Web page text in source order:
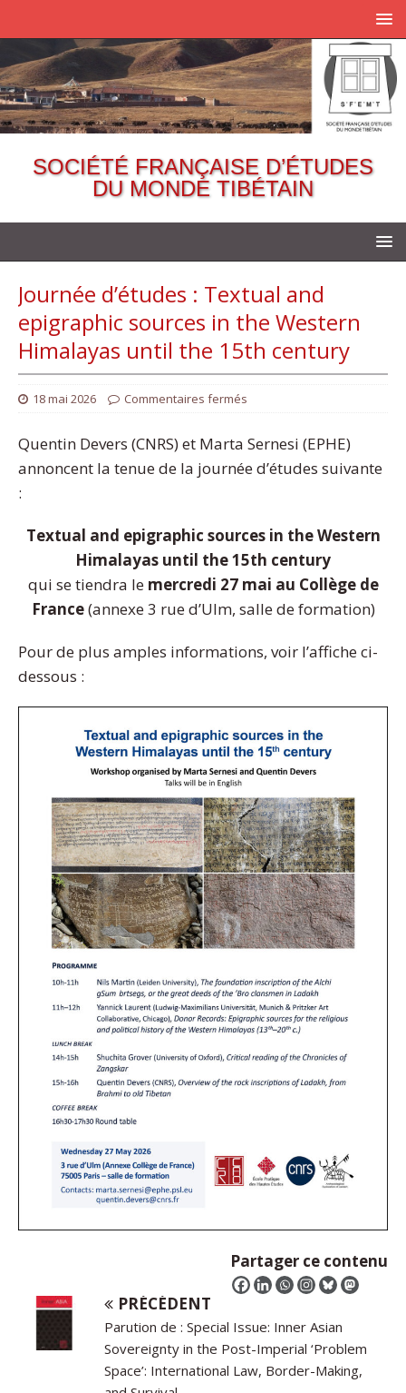
SOCIÉTÉ FRANÇAISE D’ÉTUDES
DU MONDE TIBÉTAIN
Journée d’études : Textual and
epigraphic sources in the Western
Himalayas until the 15th century
18 mai 2026 Commentaires fermés
Quentin Devers (CNRS) et Marta Sernesi (EPHE)
annoncent la tenue de la journée d’études suivante
:
Textual and epigraphic sources in the Western
Himalayas until the 15th century
qui se tiendra le mercredi 27 mai au Collège de
France(annexe 3 rue d’Ulm, salle de formation)
Pour de plus amples informations, voir l’affiche ci-
dessous :
Partager ce contenu
PRÉCÉDENT
Parution de : Special Issue: Inner Asian
Sovereignty in the Post-Imperial ‘Problem
Space’: International Law, Border-Making,